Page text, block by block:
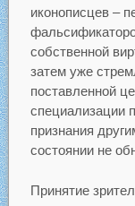
иконописцев –
собственной
затем уже
поставленной
специализации
признания
состоянии не
Принятие